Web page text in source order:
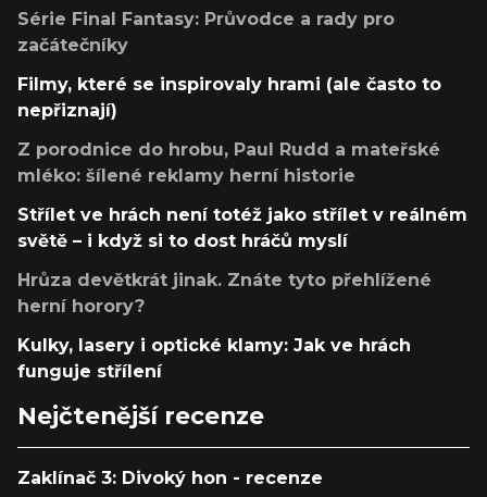
Série Final Fantasy: Průvodce a rady pro
začátečníky
Filmy, které se inspirovaly hrami (ale často to
nepřiznají)
Z porodnice do hrobu, Paul Rudd a mateřské
mléko: šílené reklamy herní historie
Střílet ve hrách není totéž jako střílet v reálném
světě – i když si to dost hráčů myslí
Hrůza devětkrát jinak. Znáte tyto přehlížené
herní horory?
Kulky, lasery i optické klamy: Jak ve hrách
funguje střílení
Nejčtenější recenze
Zaklínač 3: Divoký hon - recenze